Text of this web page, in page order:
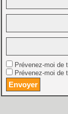
Prévenez-moi de
Prévenez-moi de